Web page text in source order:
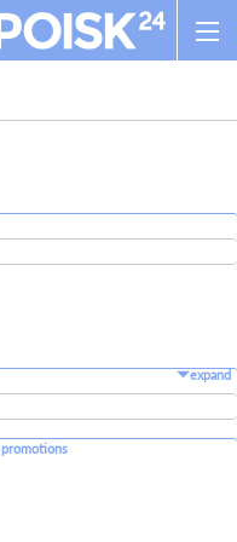
expand
promotions